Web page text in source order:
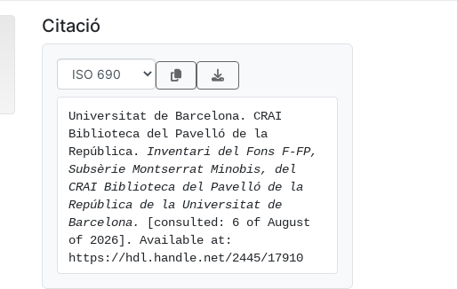
Citació
Universitat de Barcelona. CRAI
Biblioteca del Pavelló de la
República. Inventari del Fons F-FP,
Subsèrie Montserrat Minobis, del
CRAI Biblioteca del Pavelló de la
República de la Universitat de
Barcelona.
[consulted: 6 of August
of 2026]. Available at:
https://hdl.handle.net/2445/17910